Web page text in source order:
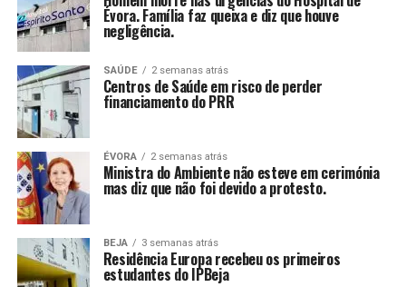
Évora. Família faz queixa e diz que houve
negligência.
SAÚDE 2 semanas atrás
Centros de Saúde em risco de perder
financiamento do PRR
ÉVORA 2 semanas atrás
Ministra do Ambiente não esteve em cerimónia
mas diz que não foi devido a protesto.
BEJA 3 semanas atrás
Residência Europa recebeu os primeiros
estudantes do IPBeja